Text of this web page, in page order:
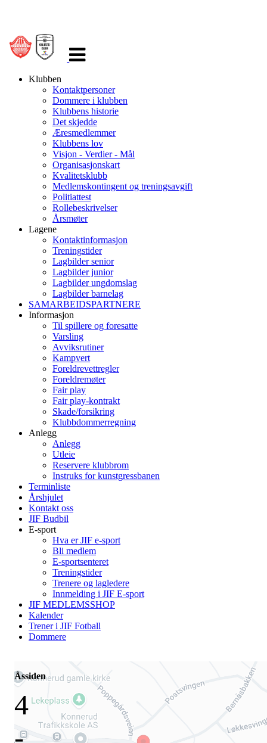
navigasjon
Klubben
Kontaktpersoner
Dommere i klubben
Klubbens historie
Det skjedde
Æresmedlemmer
Klubbens lov
Visjon - Verdier - Mål
Organisasjonskart
Kvalitetsklubb
Medlemskontingent og treningsavgift
Politiattest
Rollebeskrivelser
Årsmøter
Lagene
Kontaktinformasjon
Treningstider
Lagbilder senior
Lagbilder junior
Lagbilder ungdomslag
Lagbilder barnelag
SAMARBEIDSPARTNERE
Informasjon
Til spillere og foresatte
Varsling
Avviksrutiner
Kampvert
Foreldrevettregler
Foreldremøter
Fair play
Fair play-kontrakt
Skade/forsikring
Klubbdommerregning
Anlegg
Anlegg
Utleie
Reservere klubbrom
Instruks for kunstgressbanen
Terminliste
Årshjulet
Kontakt oss
JIF Budbil
E-sport
Hva er JIF e-sport
Bli medlem
E-sportsenteret
Treningstider
Trenere og lagledere
Innmelding i JIF E-sport
JIF MEDLEMSSHOP
Kalender
Trener i JIF Fotball
Dommere
Åssiden
4